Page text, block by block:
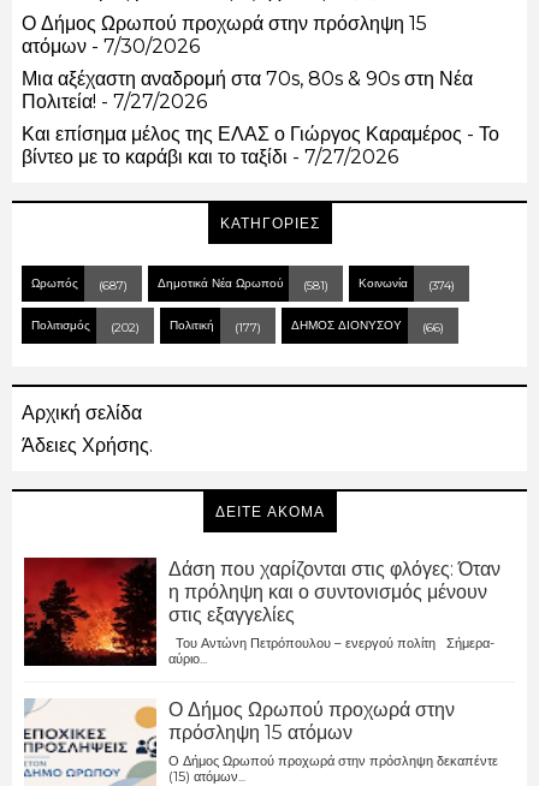
Ο Δήμος Ωρωπού προχωρά στην πρόσληψη 15
ατόμων - 7/30/2026
Μια αξέχαστη αναδρομή στα 70s, 80s & 90s στη Νέα
Πολιτεία! - 7/27/2026
Και επίσημα μέλος της ΕΛΑΣ ο Γιώργος Καραμέρος - Το
βίντεο με το καράβι και το ταξίδι - 7/27/2026
ΚΑΤΗΓΟΡΙΕΣ
Ωρωπός (687) Δημοτικά Νέα Ωρωπού (581) Κοινωνία (374)
Πολιτισμός (202) Πολιτική (177) ΔΗΜΟΣ ΔΙΟΝΥΣΟΥ (66)
Αρχική σελίδα
Άδειες Χρήσης.
ΔΕΙΤΕ ΑΚΟΜΑ
Δάση που χαρίζονται στις φλόγες: Όταν
η πρόληψη και ο συντονισμός μένουν
στις εξαγγελίες
Του Αντώνη Πετρόπουλου – ενεργού πολίτη Σήμερα-
αύριο...
Ο Δήμος Ωρωπού προχωρά στην
πρόσληψη 15 ατόμων
Ο Δήμος Ωρωπού προχωρά στην πρόσληψη δεκαπέντε
(15) ατόμων...